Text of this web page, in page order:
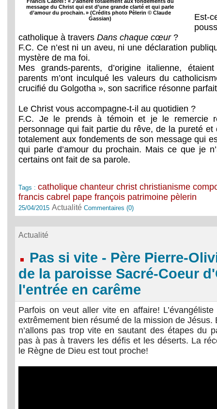
message du Christ qui est d’une grande clarté et qui parle
d’amour du prochain. » (Crédits photo Pèlerin © Claude
Gassian)
Est-
catholique à traversDans chaque cœur?
F.C. Ce n’est ni un aveu, ni une déclaration
mystère de ma foi.
Mes grands-parents, d’origine italienne,
parents m’ont inculqué les valeurs du
crucifié du Golgotha », son sacrifice résonne
Le Christ vous accompagne-t-il au quotidien ?
F.C. Je le prends à témoin et je le remercie
personnage qui fait partie du rêve, de la pureté et
totalement aux fondements de son message qui
qui parle d’amour du prochain. Mais ce que je
certains ont fait de sa parole.
Tags :catholique chanteur christ christianisme
francis cabrel pape françois patrimoine pèlerin
25/04/2015 ActualitéCommentaires (0)
Actualité
Pas si vite - Père Pierre-
de la paroisse Sacré-Coeur
l'entrée en carême
Parfois on veut aller vite en affaire!
extrêmement bien résumé de la mission de Jésus.
n’allons pas trop vite en sautant des étapes du
pas à pas à travers les défis et les déserts. La
le Règne de Dieu est tout proche!